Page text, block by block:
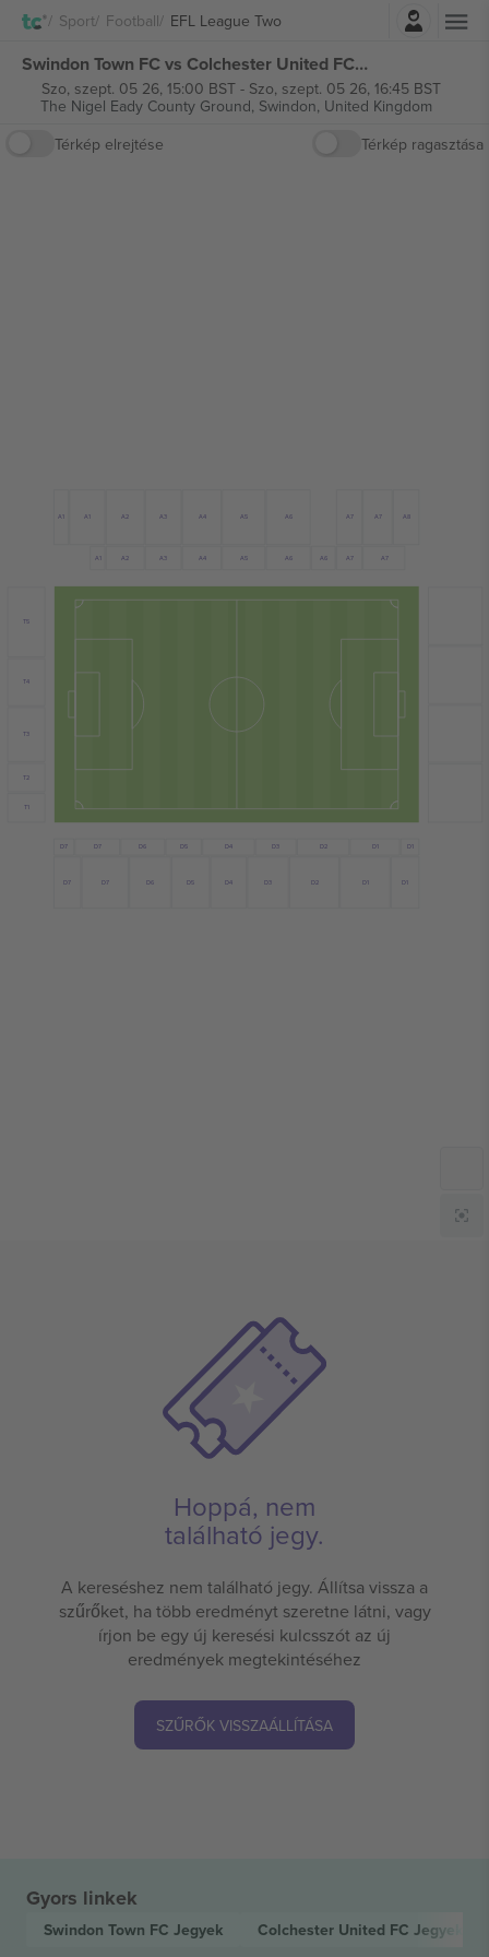
Sport Football EFL League TwoBelépés
Swindon Town FC vs Colchester United FC EFL League Two jegyek
Szo, szept. 05 26, 15:00 BST- Szo, szept. 05 26, 16:45 BST
The Nigel Eady County Ground, Swindon, United Kingdom
Térkép elrejtése
Térkép ragasztása
A1 A2 A3 A4 A5 A6 A6 A7 A7
A1 A1 A2 A3 A4 A5 A6 A7 A7 A8
D1
D1
D2
D3
D4
D5
D6
D7
D7
D1
D1
D2
D3
D4
D5
D6
D7
D7
T1
T2
T3
T4
T5
Hoppá, nem
található jegy.
A kereséshez nem található jegy. Állítsa vissza a
szűrőket, ha több eredményt szeretne látni, vagy
írjon be egy új keresési kulcsszót az új
eredmények megtekintéséhez
SZŰRŐK VISSZAÁLLÍTÁSA
Gyors linkek
Swindon Town FC Jegyek Colchester United FC Jegyek